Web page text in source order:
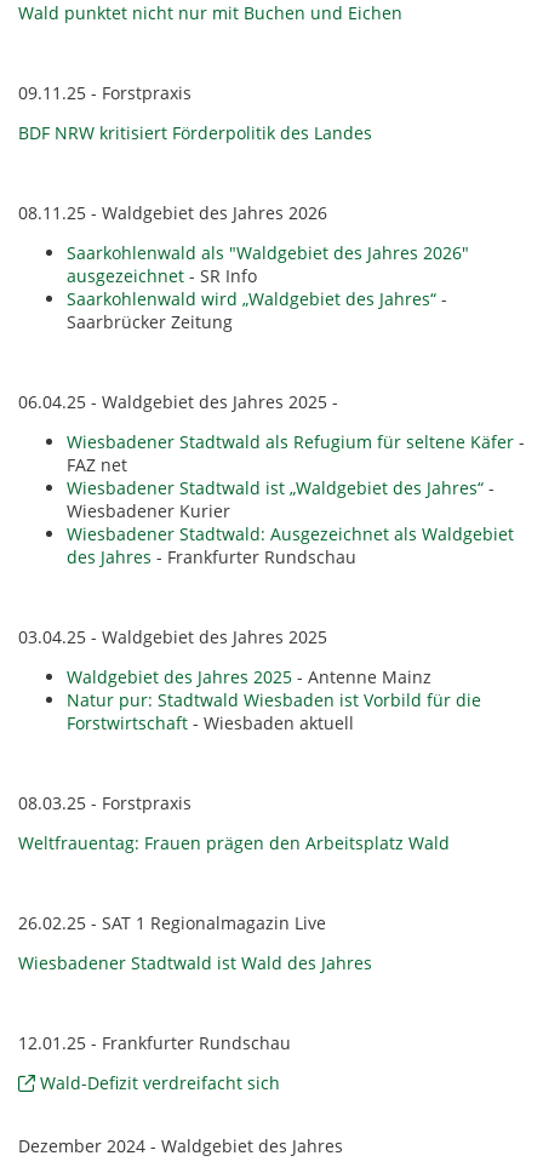
Wald punktet nicht nur mit Buchen und Eichen
09.11.25 - Forstpraxis
BDF NRW kritisiert Förderpolitik des Landes
08.11.25 - Waldgebiet des Jahres 2026
Saarkohlenwald als "Waldgebiet des Jahres 2026"
ausgezeichnet - SR Info
Saarkohlenwald wird „Waldgebiet des Jahres“ -
Saarbrücker Zeitung
06.04.25 - Waldgebiet des Jahres 2025 -
Wiesbadener Stadtwald als Refugium für seltene Käfer -
FAZ net
Wiesbadener Stadtwald ist „Waldgebiet des Jahres“ -
Wiesbadener Kurier
Wiesbadener Stadtwald: Ausgezeichnet als Waldgebiet
des Jahres - Frankfurter Rundschau
03.04.25 - Waldgebiet des Jahres 2025
Waldgebiet des Jahres 2025 - Antenne Mainz
Natur pur: Stadtwald Wiesbaden ist Vorbild für die
Forstwirtschaft - Wiesbaden aktuell
08.03.25 - Forstpraxis
Weltfrauentag: Frauen prägen den Arbeitsplatz Wald
26.02.25 - SAT 1 Regionalmagazin Live
Wiesbadener Stadtwald ist Wald des Jahres
12.01.25 - Frankfurter Rundschau
Wald-Defizit verdreifacht sich
Dezember 2024 - Waldgebiet des Jahres